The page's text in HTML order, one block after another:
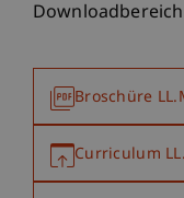
Broschüre
Curriculum